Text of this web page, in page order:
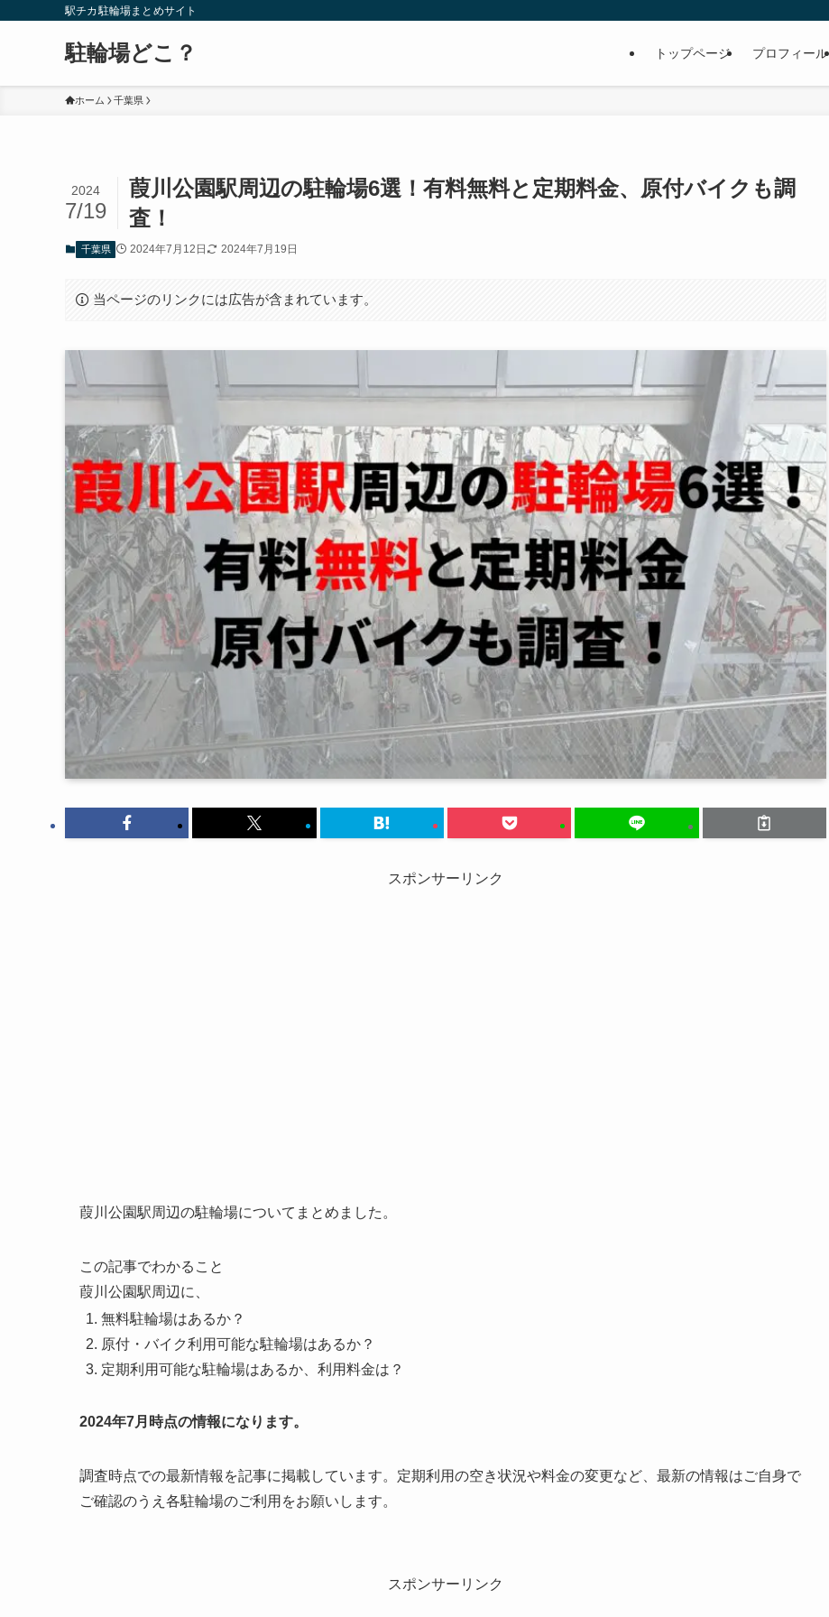
駅チカ駐輪場まとめサイト
駐輪場どこ？ トップページ プロフィール
ホーム 千葉県
葭川公園駅周辺の駐輪場6選！有料無料と定期料金、原付バイクも調
査！
2024
7/19
千葉県 2024年7月12日 2024年7月19日
当ページのリンクには広告が含まれています。
スポンサーリンク
葭川公園駅周辺の駐輪場についてまとめました。
この記事でわかること
葭川公園駅周辺に、
無料駐輪場はあるか？
原付・バイク利用可能な駐輪場はあるか？
定期利用可能な駐輪場はあるか、利用料金は？
2024年7月時点の情報になります。
調査時点での最新情報を記事に掲載しています。定期利用の空き状況や料金の変更など、最新の情報はご自身で
ご確認のうえ各駐輪場のご利用をお願いします。
スポンサーリンク